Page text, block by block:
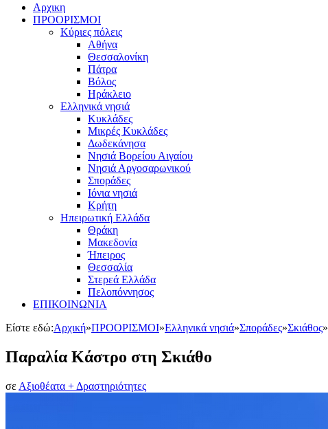
Αρχικη
ΠΡΟΟΡΙΣΜΟΙ
Κύριες πόλεις
Αθήνα
Θεσσαλονίκη
Πάτρα
Βόλος
Ηράκλειο
Ελληνικά νησιά
Κυκλάδες
Μικρές Κυκλάδες
Δωδεκάνησα
Νησιά Βορείου Αιγαίου
Νησιά Αργοσαρωνικού
Σποράδες
Ιόνια νησιά
Κρήτη
Ηπειρωτική Ελλάδα
Θράκη
Μακεδονία
Ήπειρος
Θεσσαλία
Στερεά Ελλάδα
Πελοπόννησος
ΕΠΙΚΟΙΝΩΝΙΑ
Είστε εδώ:Αρχική»ΠΡΟΟΡΙΣΜΟΙ»Ελληνικά νησιά»Σποράδες»Σκιάθος»
Παραλία Κάστρο στη Σκιάθο
σε Αξιοθέατα + Δραστηριότητες